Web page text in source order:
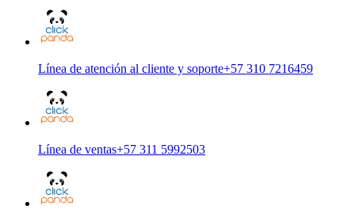
Línea de atención al cliente y soporte+57 310 7216459
Línea de ventas+57 311 5992503